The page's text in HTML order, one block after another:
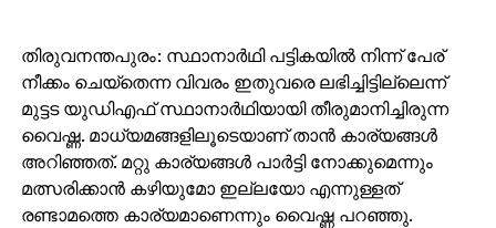
തിരുവനന്തപുരം: സ്ഥാനാര്‍ഥി പട്ടികയില്‍ നിന്ന് പേര്
നീക്കം ചെയ്‌തെന്ന വിവരം ഇതുവരെ ലഭിച്ചിട്ടില്ലെന്ന്
മുട്ടട യുഡിഎഫ് സ്ഥാനാര്‍ഥിയായി തീരുമാനിച്ചിരുന്ന
വൈഷ്ണ. മാധ്യമങ്ങളിലൂടെയാണ് താന്‍ കാര്യങ്ങള്‍
അറിഞ്ഞത്. മറ്റു കാര്യങ്ങള്‍ പാര്‍ട്ടി നോക്കുമെന്നും
മത്സരിക്കാന്‍ കഴിയുമോ ഇല്ലയോ എന്നുള്ളത്
രണ്ടാമത്തെ കാര്യമാണെന്നും വൈഷ്ണ പറഞ്ഞു.